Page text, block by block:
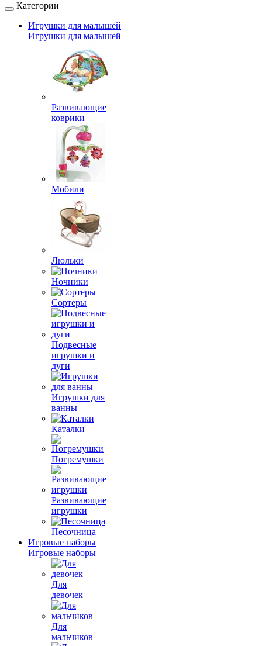
Категории
Игрушки для малышей
Игрушки для малышей
Развивающие
коврики
Мобили
Люльки
Ночники
Сортеры
Подвесные
игрушки и
дуги
Игрушки для
ванны
Каталки
Погремушки
Развивающие
игрушки
Песочница
Игровые наборы
Игровые наборы
Для
девочек
Для
мальчиков